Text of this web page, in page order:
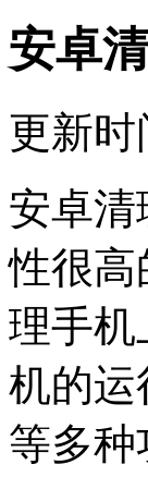
安卓
更新时
安卓
性很高
理手机
机的运
等多